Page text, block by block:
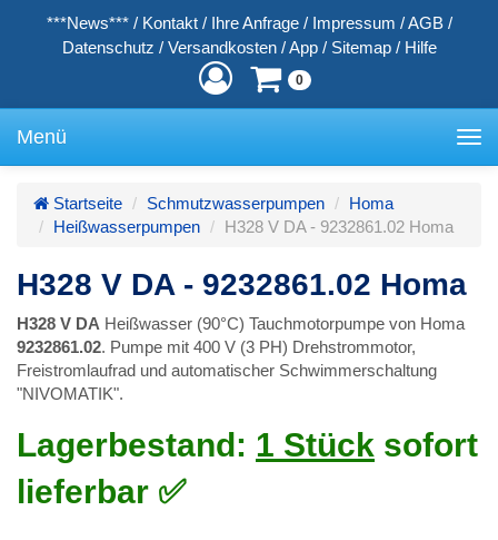
***News*** / Kontakt / Ihre Anfrage / Impressum / AGB /
Datenschutz / Versandkosten / App / Sitemap / Hilfe
0
Menü
Startseite Schmutzwasserpumpen
Homa
Heißwasserpumpen
H328 V DA - 9232861.02 Homa
H328 V DA - 9232861.02 Homa
H328 V DA Heißwasser (90°C) Tauchmotorpumpe von Homa
9232861.02. Pumpe mit 400 V (3 PH) Drehstrommotor,
Freistromlaufrad und automatischer Schwimmerschaltung
"NIVOMATIK".
Lagerbestand: 1 Stück sofort
lieferbar ✅